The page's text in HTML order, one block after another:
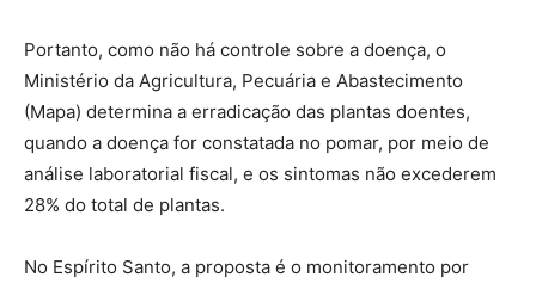
Portanto, como não há controle sobre a doença, o
Ministério da Agricultura, Pecuária e Abastecimento
(Mapa) determina a erradicação das plantas doentes,
quando a doença for constatada no pomar, por meio de
análise laboratorial fiscal, e os sintomas não excederem
28% do total de plantas.
No Espírito Santo, a proposta é o monitoramento por